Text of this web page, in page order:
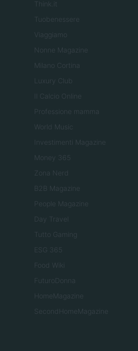
Think.it
Tuobenessere
Viaggiamo
Nonne Magazine
Milano Cortina
Luxury Club
Il Calcio Online
Professione mamma
World Music
Investimenti Magazine
Money 365
Zona Nerd
B2B Magazine
People Magazine
Day Travel
Tutto Gaming
ESG 365
Food Wiki
FuturoDonna
HomeMagazine
SecondHomeMagazine